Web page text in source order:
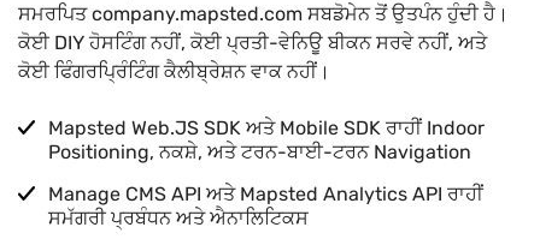
ਸਮਰਪਿਤ company.mapsted.com ਸਬਡੋਮੇਨ ਤੋਂ ਉਤਪੰਨ ਹੁੰਦੀ ਹੈ।
ਕੋਈ DIY ਹੋਸਟਿੰਗ ਨਹੀਂ, ਕੋਈ ਪ੍ਰਤੀ-ਵੇਨਿਊ ਬੀਕਨ ਸਰਵੇ ਨਹੀਂ, ਅਤੇ
ਕੋਈ ਫਿੰਗਰਪ੍ਰਿੰਟਿੰਗ ਕੈਲੀਬ੍ਰੇਸ਼ਨ ਵਾਕ ਨਹੀਂ।
Mapsted Web.JS SDK ਅਤੇ Mobile SDK ਰਾਹੀਂ Indoor
Positioning, ਨਕਸ਼ੇ, ਅਤੇ ਟਰਨ-ਬਾਈ-ਟਰਨ Navigation
Manage CMS API ਅਤੇ Mapsted Analytics API ਰਾਹੀਂ
ਸਮੱਗਰੀ ਪ੍ਰਬੰਧਨ ਅਤੇ ਐਨਾਲਿਟਿਕਸ